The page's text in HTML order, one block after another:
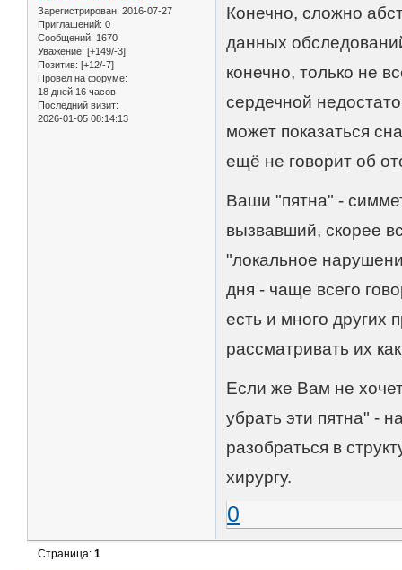
Зарегистрирован: 2016-07-27
Приглашений: 0
Сообщений: 1670
Уважение: [+149/-3]
Позитив: [+12/-7]
Провел на форуме:
18 дней 16 часов
Последний визит:
2026-01-05 08:14:13
Конечно, сложно
данных
конечно, только не
сердечной
может показаться
ещё не говорит об
Ваши "пятна" -
вызвавший, скорее
"локальное
дня - чаще всего
есть и много других
рассматривать их
Если же Вам не
убрать эти пятна" -
разобраться в
хирургу.
0
Страница:1